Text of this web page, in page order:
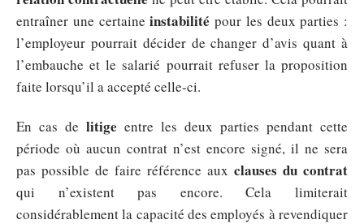
entraîner une certaineinstabilité pour les deux parties :
l’employeur pourrait décider de changer d’avis quant à
l’embauche et le salarié pourrait refuser la proposition
faite lorsqu’il a accepté celle-ci.
En cas de litige entre les deux parties pendant cette
période où aucun contrat n’est encore signé, il ne sera
pas possible de faire référence aux clauses du contrat
qui n’existent pas encore. Cela limiterait
considérablement la capacité des employés à revendiquer